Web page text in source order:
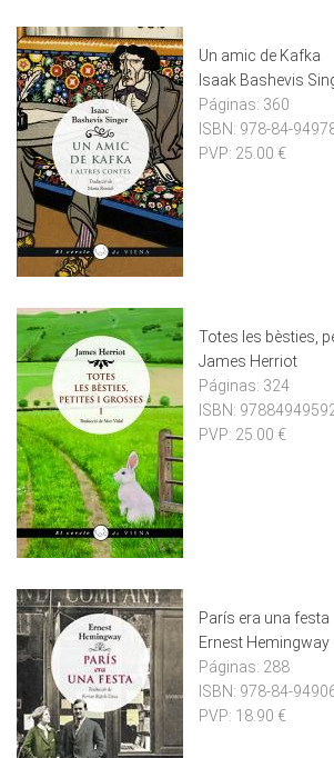
Un amic de Kafka
Isaak Bashevis
Páginas: 360
ISBN: 978-84-
PVP: 25.00 €
Totes les bèsties,
James Herriot
Páginas: 324
ISBN:
PVP: 25.00 €
París era una festa
Ernest Hemingway
Páginas: 288
ISBN: 978-84-
PVP: 18.90 €